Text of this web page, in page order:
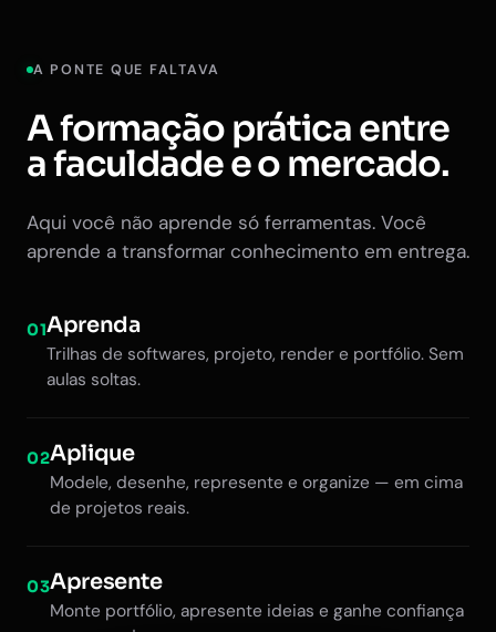
A PONTE QUE FALTAVA
A formação prática entre
a faculdade e o mercado.
Aqui você não aprende só ferramentas. Você
aprende a transformar conhecimento em entrega.
01Aprenda
Trilhas de softwares, projeto, render e portfólio. Sem
aulas soltas.
02Aplique
Modele, desenhe, represente e organize — em cima
de projetos reais.
03Apresente
Monte portfólio, apresente ideias e ganhe confiança